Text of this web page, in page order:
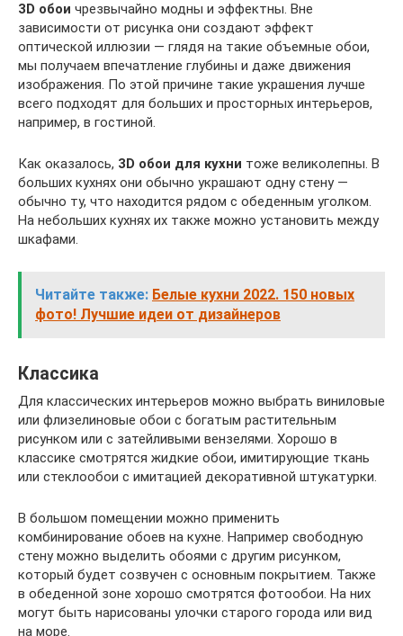
3D обои чрезвычайно модны и эффектны. Вне
зависимости от рисунка они создают эффект
оптической иллюзии — глядя на такие объемные обои,
мы получаем впечатление глубины и даже движения
изображения. По этой причине такие украшения лучше
всего подходят для больших и просторных интерьеров,
например, в гостиной.
Как оказалось, 3D обои для кухни тоже великолепны. В
больших кухнях они обычно украшают одну стену —
обычно ту, что находится рядом с обеденным уголком.
На небольших кухнях их также можно установить между
шкафами.
Читайте также: Белые кухни 2022. 150 новых
фото! Лучшие идеи от дизайнеров
Классика
Для классических интерьеров можно выбрать виниловые
или флизелиновые обои с богатым растительным
рисунком или с затейливыми вензелями. Хорошо в
классике смотрятся жидкие обои, имитирующие ткань
или стеклообои с имитацией декоративной штукатурки.
В большом помещении можно применить
комбинирование обоев на кухне. Например свободную
стену можно выделить обоями с другим рисунком,
который будет созвучен с основным покрытием. Также
в обеденной зоне хорошо смотрятся фотообои. На них
могут быть нарисованы улочки старого города или вид
на море.